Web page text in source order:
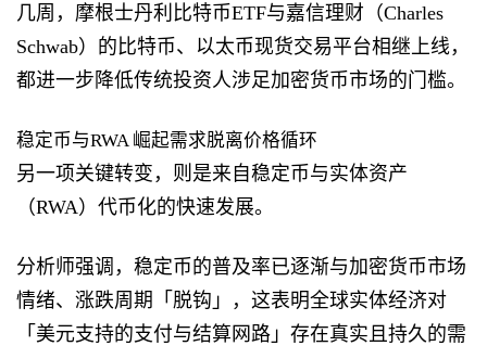
几周，摩根士丹利比特币ETF与嘉信理财（Charles
Schwab）的比特币、以太币现货交易平台相继上线，
都进一步降低传统投资人涉足加密货币市场的门槛。
稳定币与RWA 崛起需求脱离价格循环
另一项关键转变，则是来自稳定币与实体资产
（RWA）代币化的快速发展。
分析师强调，稳定币的普及率已逐渐与加密货币市场
情绪、涨跌周期「脱钩」，这表明全球实体经济对
「美元支持的支付与结算网路」存在真实且持久的需